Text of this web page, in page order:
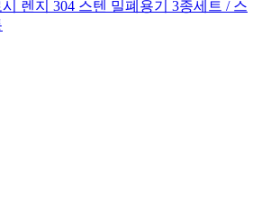
렌지 304 스텐 밀폐용기 3종세트 / 스